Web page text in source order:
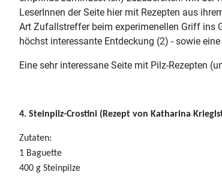
LeserInnen der Seite hier mit Rezepten aus
Art Zufallstreffer beim experimenellen Griff ins
höchst interessante Entdeckung (2) - sowie
Eine sehr interessane Seite mit Pilz-Rezepten
4. Steinpilz-Crostini (Rezept von Katharina
Zutaten:
1 Baguette
400 g Steinpilze